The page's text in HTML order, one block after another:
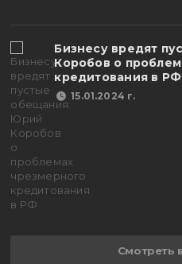
Бизнесу вредят
Коробов о
кредитования в РФ
15.01.2024 г.
Смотреть